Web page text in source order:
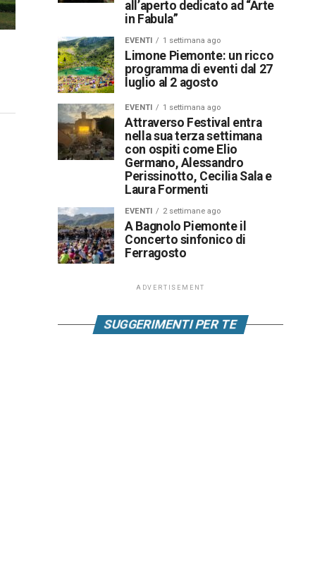
all’aperto dedicato ad “Arte
in Fabula”
EVENTI 1 settimana ago
Limone Piemonte: un ricco
programma di eventi dal 27
luglio al 2 agosto
EVENTI 1 settimana ago
Attraverso Festival entra
nella sua terza settimana
con ospiti come Elio
Germano, Alessandro
Perissinotto, Cecilia Sala e
Laura Formenti
EVENTI 2 settimane ago
A Bagnolo Piemonte il
Concerto sinfonico di
Ferragosto
ADVERTISEMENT
SUGGERIMENTI PER TE